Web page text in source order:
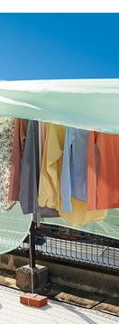
メンズ下着
ジュニア・ティー